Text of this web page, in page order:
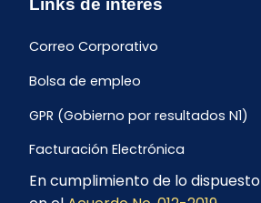
Links de interés
Correo Corporativo
Bolsa de empleo
GPR (Gobierno por resultados N1)
Facturación Electrónica
Archivo Histórico de Facturación
En cumplimiento de lo dispuesto